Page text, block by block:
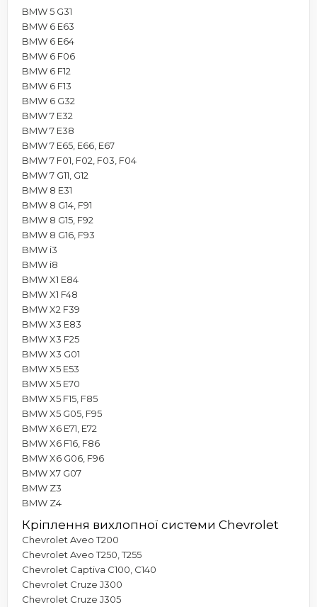
BMW 5 G31
BMW 6 E63
BMW 6 E64
BMW 6 F06
BMW 6 F12
BMW 6 F13
BMW 6 G32
BMW 7 E32
BMW 7 E38
BMW 7 E65, E66, E67
BMW 7 F01, F02, F03, F04
BMW 7 G11, G12
BMW 8 E31
BMW 8 G14, F91
BMW 8 G15, F92
BMW 8 G16, F93
BMW i3
BMW i8
BMW X1 E84
BMW X1 F48
BMW X2 F39
BMW X3 E83
BMW X3 F25
BMW X3 G01
BMW X5 E53
BMW X5 E70
BMW X5 F15, F85
BMW X5 G05, F95
BMW X6 E71, E72
BMW X6 F16, F86
BMW X6 G06, F96
BMW X7 G07
BMW Z3
BMW Z4
Кріплення вихлопної системи Chevrolet
Chevrolet Aveo T200
Chevrolet Aveo T250, T255
Chevrolet Captiva C100, C140
Chevrolet Cruze J300
Chevrolet Cruze J305